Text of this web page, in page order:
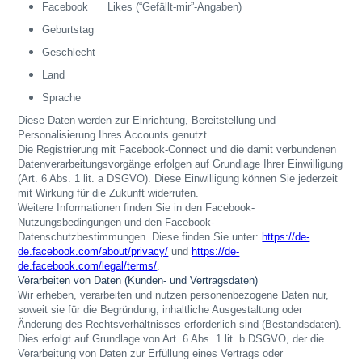
Facebook Likes (“Gefällt-mir”-Angaben)
Geburtstag
Geschlecht
Land
Sprache
Diese Daten werden zur Einrichtung, Bereitstellung und
Personalisierung Ihres Accounts genutzt.
Die Registrierung mit Facebook-Connect und die damit verbundenen
Datenverarbeitungsvorgänge erfolgen auf Grundlage Ihrer Einwilligung
(Art. 6 Abs. 1 lit. a DSGVO). Diese Einwilligung können Sie jederzeit
mit Wirkung für die Zukunft widerrufen.
Weitere Informationen finden Sie in den Facebook-
Nutzungsbedingungen und den Facebook-
Datenschutzbestimmungen. Diese finden Sie unter: https://de-
de.facebook.com/about/privacy/ und https://de-
de.facebook.com/legal/terms/.
Verarbeiten von Daten (Kunden- und Vertragsdaten)
Wir erheben, verarbeiten und nutzen personenbezogene Daten nur,
soweit sie für die Begründung, inhaltliche Ausgestaltung oder
Änderung des Rechtsverhältnisses erforderlich sind (Bestandsdaten).
Dies erfolgt auf Grundlage von Art. 6 Abs. 1 lit. b DSGVO, der die
Verarbeitung von Daten zur Erfüllung eines Vertrags oder